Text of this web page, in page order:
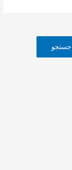
جستجو